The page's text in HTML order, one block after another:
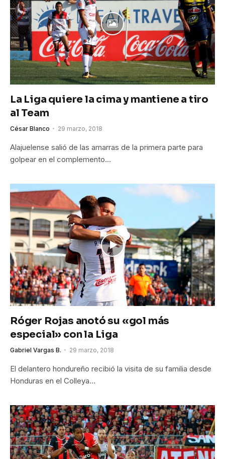
La Liga quiere la cima y mantiene a tiro
al Team
César Blanco 29 marzo, 2018
Alajuelense salió de las amarras de la primera parte para
golpear en el complemento…
Róger Rojas anotó su «gol más
especial» con la Liga
Gabriel Vargas B. 29 marzo, 2018
El delantero hondureño recibió la visita de su familia desde
Honduras en el Colleya…